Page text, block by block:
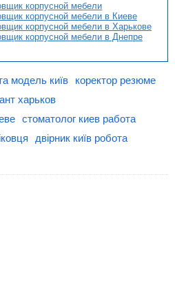
корпусной мебели
корпусной мебели в Киеве
корпусной мебели в Харькове
корпусной мебели в Днепре
модель київ
коректор резюме
харьков
стоматолог киев работа
двірник київ робота